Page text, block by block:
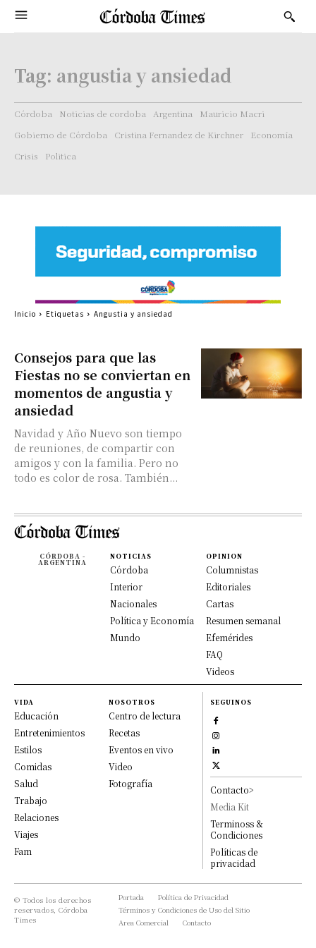
Tag: angustia y ansiedad
Córdoba Noticias de cordoba Argentina
Mauricio Macri
Gobierno de Córdoba
Cristina Fernandez de Kirchner
Economía
Crisis
Politica
Consejos para que las
Fiestas no se conviertan en
momentos de angustia y
ansiedad
Navidad y Año Nuevo son tiempo
de reuniones, de compartir con
amigos y con la familia. Pero no
todo es color de rosa. También...
Inicio Etiquetas Angustia y ansiedad
CÓRDOBA -
ARGENTINA
NOTICIAS
Córdoba
Interior
Nacionales
Política y Economía
Mundo
OPINION
Columnistas
Editoriales
Cartas
Resumen semanal
Efemérides
FAQ
Videos
VIDA
Educación
Entretenimientos
Estilos
Comidas
Salud
Trabajo
Relaciones
Viajes
Fam
NOSOTROS
Centro de lectura
Recetas
Eventos en vivo
Video
Fotografía
SEGUINOS
Contacto>
Media Kit
Terminoss &
Condiciones
Políticas de
privacidad
© Todos los derechos
reservados, Córdoba
Times
Portada
Política de Privacidad
Términos y Condiciones de Uso del Sitio
Area Comercial
Contacto